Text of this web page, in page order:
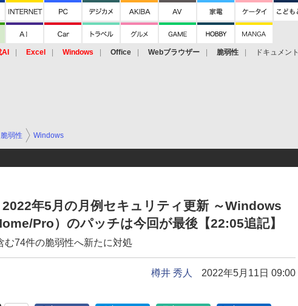
Excel Windows Office Webブラウザー 脆弱性 ドキュメント
脆弱性 Windows
年5月の月例セキュリティ更新 ～Windows
Pro）のパッチは今回が最後【22:05追記】
む74件の脆弱性へ新たに対処
樽井 秀人 2022年5月11日 09:00